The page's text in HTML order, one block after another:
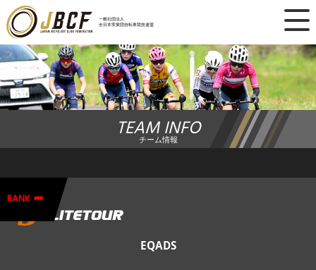
一般社団法人
全日本実業団自転車競技連盟
×
ニュース
レース日程
ランキング
競技ガイド
TEAM INFO
チーム情報
EQADS
RANK -